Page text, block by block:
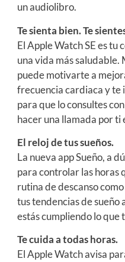
un audiolibro.
Te sienta bien. Te
El Apple Watch SE es
una vida más
puede motivarte a
frecuencia cardiaca y te
para que lo consultes
hacer una llamada por ti
El reloj de tus sueños.
La nueva app Sueño, a
para controlar las horas
rutina de descanso
tus tendencias de sueño
estás cumpliendo lo que
Te cuida a todas horas.
El Apple Watch avisa